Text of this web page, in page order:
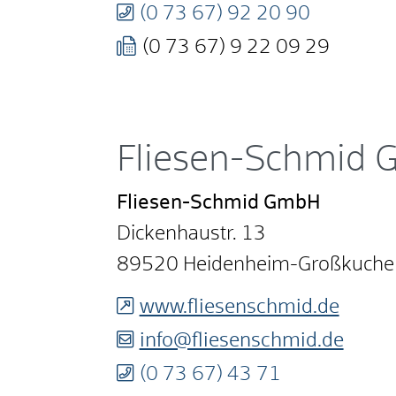
(0 73 67) 92 20 90
(0 73 67) 9 22 09 29
Fliesen-Schmid
Fliesen-Schmid GmbH
Dickenhaustr. 13
89520 Heidenheim-
www.fliesenschmid.de
info@fliesenschmid.de
(0 73 67) 43 71